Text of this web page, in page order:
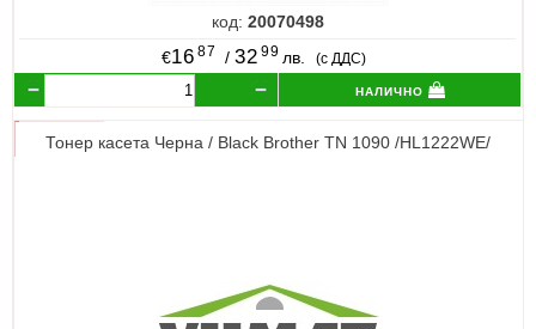
код: 20070498
€16 87 / 32 99 лв. (с ДДС)
налично
Тонер касета Черна / Black Brother TN 1090 /HL1222WE/